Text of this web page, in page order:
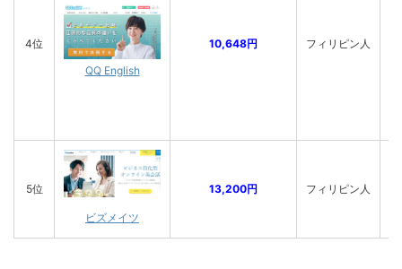
4位
QQ English
10,648円 フィリピン人
5位
ビズメイツ
13,200円 フィリピン人